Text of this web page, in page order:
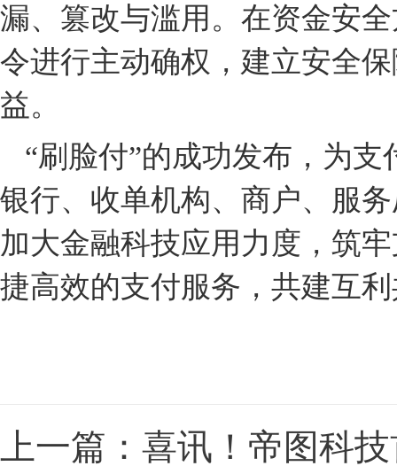
漏、篡改与滥用。在资金安
令进行主动确权，建立安全
益。
“刷脸付”的成功发布，为
银行、收单机构、商户、服
加大金融科技应用力度，筑
捷高效的支付服务，共建互
上一篇：喜讯！帝图科